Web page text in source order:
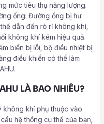
mức tiêu thụ năng lượng.
ống: Đường ống bị hư
dẫn đến rò rỉ không khí,
không khí kém hiệu quả.
biến bị lỗi, bộ điều nhiệt bị
điều khiển có thể làm
LÀ BAO NHIÊU?
không khí phụ thuộc vào
hệ thống cụ thể của bạn,